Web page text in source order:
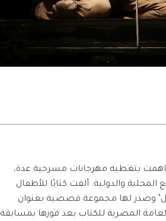
بتغطية مهرجانات مسرحية عدة،
المحلية والدولية. ألفت كتابًا للأطفال
وصدر لها مجموعة قصصية بعنوان
المصرية للكتاب بعد فوزها بمسابقة